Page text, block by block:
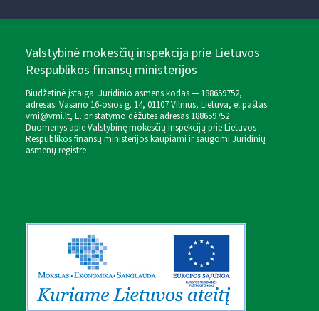
Valstybinė mokesčių inspekcija prie Lietuvos
Respublikos finansų ministerijos
Biudžetinė įstaiga. Juridinio asmens kodas — 188659752,
adresas: Vasario 16-osios g. 14, 01107 Vilnius, Lietuva, el.paštas:
vmi@vmi.lt, E. pristatymo dėžutės adresas 188659752
Duomenys apie Valstybinę mokesčių inspekciją prie Lietuvos
Respublikos finansų ministerijos kaupiami ir saugomi Juridinių
asmenų registre